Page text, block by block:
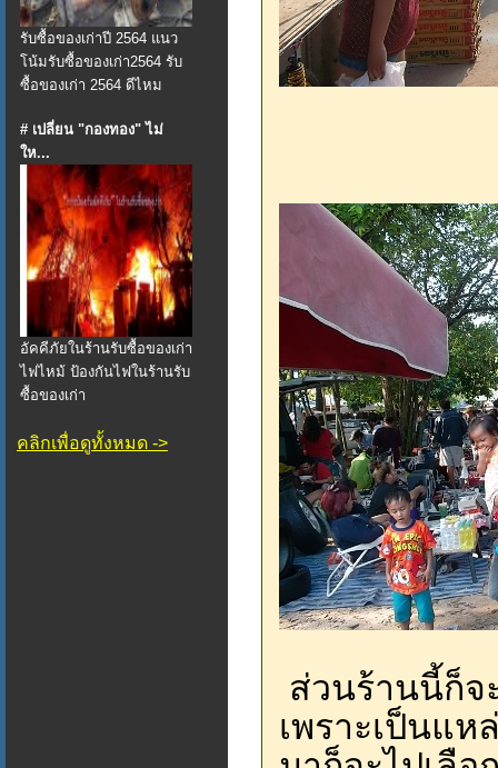
รับซื้อของเก่าปี 2564 แนว
โน้มรับซื้อของเก่า2564 รับ
ซื้อของเก่า 2564 ดีไหม
# เปลี่ยน "กองทอง" ไม่
ให...
อัคคีภัยในร้านรับซื้อของเก่า
ไฟไหม้ ป้องกันไฟในร้านรับ
ซื้อของเก่า
คลิกเพื่อดูทั้งหมด ->
ส่วนร้านนี้ก็จ
เพราะเป็นแ